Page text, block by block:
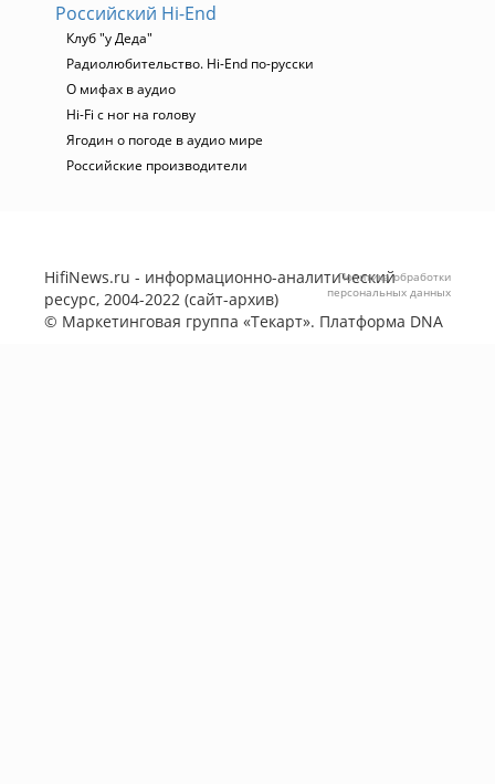
Российский Hi-End
Клуб "у Деда"
Радиолюбительство. Hi-End по-русски
О мифах в аудио
Hi-Fi с ног на голову
Ягодин о погоде в аудио мире
Российские производители
HifiNews.ru - информационно-аналитический
ресурс, 2004-2022 (сайт-архив)
© Маркетинговая группа «Текарт». Платформа DNA
Политика обработки
персональных данных